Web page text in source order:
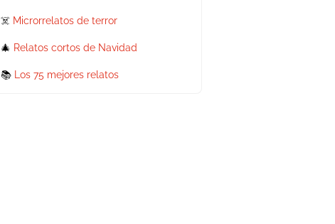
☠️ Microrrelatos de terror
🎄 Relatos cortos de Navidad
📚 Los 75 mejores relatos